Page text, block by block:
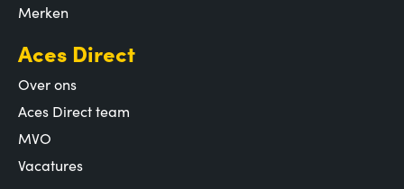
Merken
Aces Direct
Over ons
Aces Direct team
MVO
Vacatures